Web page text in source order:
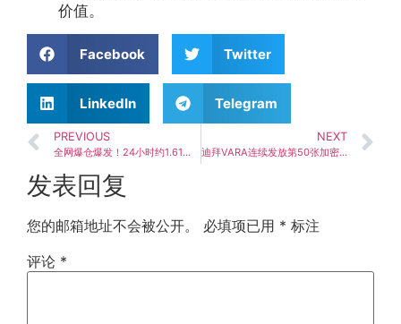
价值。
Facebook Twitter
LinkedIn Telegram
PREVIOUS
全网爆仓爆发！24小时约1.61亿用户暴增，多单爆仓近1.18亿
NEXT
迪拜VARA连续发放第50张加密牌照，持牌机构数量已超香港与新加坡
发表回复
您的邮箱地址不会被公开。 必填项已用 * 标注
评论 *